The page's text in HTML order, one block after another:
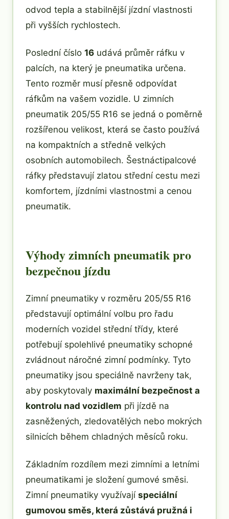
odvod tepla a stabilnější jízdní vlastnosti
při vyšších rychlostech.
Poslední číslo 16 udává průměr ráfku v
palcích, na který je pneumatika určena.
Tento rozměr musí přesně odpovídat
ráfkům na vašem vozidle. U zimních
pneumatik 205/55 R16 se jedná o poměrně
rozšířenou velikost, která se často používá
na kompaktních a středně velkých
osobních automobilech. Šestnáctipalcové
ráfky představují zlatou střední cestu mezi
komfortem, jízdními vlastnostmi a cenou
pneumatik.
Výhody zimních pneumatik pro
bezpečnou jízdu
Zimní pneumatiky v rozměru 205/55 R16
představují optimální volbu pro řadu
moderních vozidel střední třídy, které
potřebují spolehlivé pneumatiky schopné
zvládnout náročné zimní podmínky. Tyto
pneumatiky jsou speciálně navrženy tak,
aby poskytovaly maximální bezpečnost a
kontrolu nad vozidlem při jízdě na
zasněžených, zledovatělých nebo mokrých
silnicích během chladných měsíců roku.
Základním rozdílem mezi zimními a letními
pneumatikami je složení gumové směsi.
Zimní pneumatiky využívají speciální
gumovou směs, která zůstává pružná i